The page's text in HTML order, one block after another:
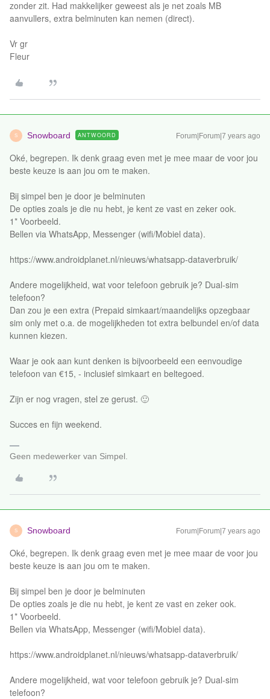
zonder zit. Had makkelijker geweest als je net zoals MB
aanvullers, extra belminuten kan nemen (direct).
Vr gr
Fleur
S Snowboard ANTWOORD Forum|Forum|7 years ago
Oké, begrepen. Ik denk graag even met je mee maar de voor jou
beste keuze is aan jou om te maken.
Bij simpel ben je door je belminuten
De opties zoals je die nu hebt, je kent ze vast en zeker ook.
1* Voorbeeld.
Bellen via WhatsApp, Messenger (wifi/Mobiel data).
https://www.androidplanet.nl/nieuws/whatsapp-dataverbruik/
Andere mogelijkheid, wat voor telefoon gebruik je? Dual-sim
telefoon?
Dan zou je een extra (Prepaid simkaart/maandelijks opzegbaar
sim only met o.a. de mogelijkheden tot extra belbundel en/of data
kunnen kiezen.
Waar je ook aan kunt denken is bijvoorbeeld een eenvoudige
telefoon van €15, - inclusief simkaart en beltegoed.
Zijn er nog vragen, stel ze gerust. 🙂
Succes en fijn weekend.
Geen medewerker van Simpel.
S Snowboard Forum|Forum|7 years ago
Oké, begrepen. Ik denk graag even met je mee maar de voor jou
beste keuze is aan jou om te maken.
Bij simpel ben je door je belminuten
De opties zoals je die nu hebt, je kent ze vast en zeker ook.
1* Voorbeeld.
Bellen via WhatsApp, Messenger (wifi/Mobiel data).
https://www.androidplanet.nl/nieuws/whatsapp-dataverbruik/
Andere mogelijkheid, wat voor telefoon gebruik je? Dual-sim
telefoon?